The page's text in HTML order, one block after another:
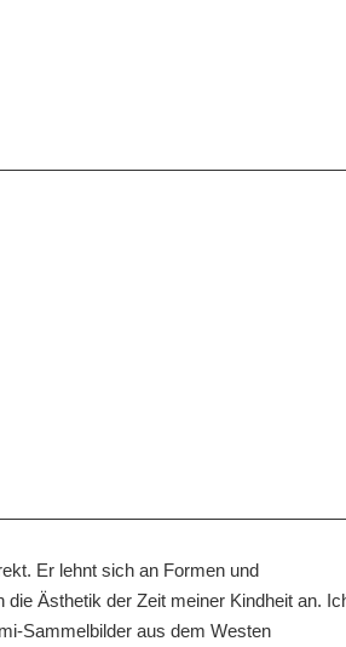
Er lehnt sich an Formen und
Ästhetik der Zeit meiner Kindheit an.
Sammelbilder aus dem Westen